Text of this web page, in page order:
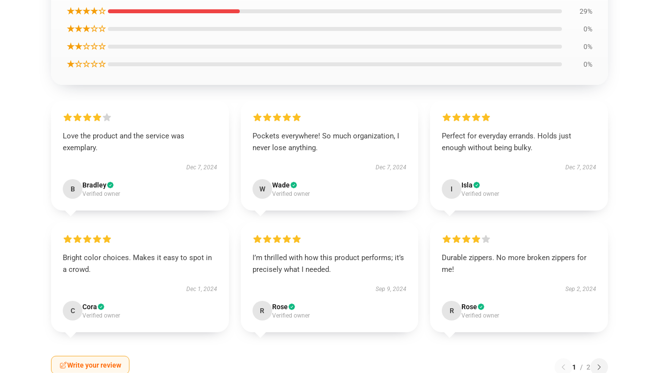
★★★★☆ 29%
★★★☆☆ 0%
★★☆☆☆ 0%
★☆☆☆☆ 0%
Love the product and the service was
exemplary.
Dec 7, 2024
B Bradley
Verified owner
Pockets everywhere! So much organization, I
never lose anything.
Dec 7, 2024
W Wade
Verified owner
Perfect for everyday errands. Holds just
enough without being bulky.
Dec 7, 2024
I Isla
Verified owner
Bright color choices. Makes it easy to spot in
a crowd.
Dec 1, 2024
C Cora
Verified owner
I’m thrilled with how this product performs; it’s
precisely what I needed.
Sep 9, 2024
R Rose
Verified owner
Durable zippers. No more broken zippers for
me!
Sep 2, 2024
R Rose
Verified owner
Write your review 1 / 2